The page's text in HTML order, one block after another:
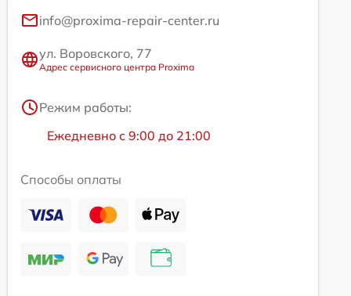
info@proxima-repair-center.ru
ул. Воровского, 77
Адрес сервисного центра Proxima
Режим работы:
Ежедневно с 9:00 до 21:00
Способы оплаты